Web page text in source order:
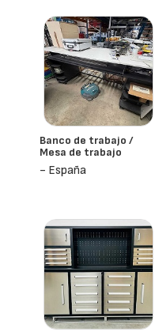
Banco de trabajo /
Mesa de trabajo
- España